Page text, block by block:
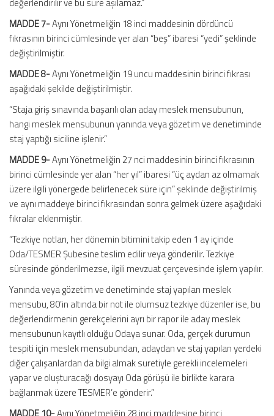
MADDE 7-Aynı Yönetmeliğin 18 inci maddesinin dördüncü
fıkrasının birinci cümlesinde yer alan “beş” ibaresi “yedi” şeklinde
değiştirilmiştir.
MADDE 8-Aynı Yönetmeliğin 19 uncu maddesinin birinci fıkrası
aşağıdaki şekilde değiştirilmiştir.
“Staja giriş sınavında başarılı olan aday meslek mensubunun,
hangi meslek mensubunun yanında veya gözetim ve denetiminde
staj yaptığı siciline işlenir.”
MADDE 9-Aynı Yönetmeliğin 27 nci maddesinin birinci fıkrasının
birinci cümlesinde yer alan “her yıl” ibaresi “üç aydan az olmamak
üzere ilgili yönergede belirlenecek süre için” şeklinde değiştirilmiş
ve aynı maddeye birinci fıkrasından sonra gelmek üzere aşağıdaki
fıkralar eklenmiştir.
“Tezkiye notları, her dönemin bitimini takip eden 1 ay içinde
Oda/TESMER Şubesine teslim edilir veya gönderilir. Tezkiye
süresinde gönderilmezse, ilgili mevzuat çerçevesinde işlem yapılır.
Yanında veya gözetim ve denetiminde staj yapılan meslek
mensubu, 80’in altında bir not ile olumsuz tezkiye düzenler ise, bu
değerlendirmenin gerekçelerini ayrı bir rapor ile aday meslek
mensubunun kayıtlı olduğu Odaya sunar. Oda, gerçek durumun
tespiti için meslek mensubundan, adaydan ve staj yapılan yerdeki
diğer çalışanlardan da bilgi almak suretiyle gerekli incelemeleri
yapar ve oluşturacağı dosyayı Oda görüşü ile birlikte karara
bağlanmak üzere TESMER’e gönderir.”